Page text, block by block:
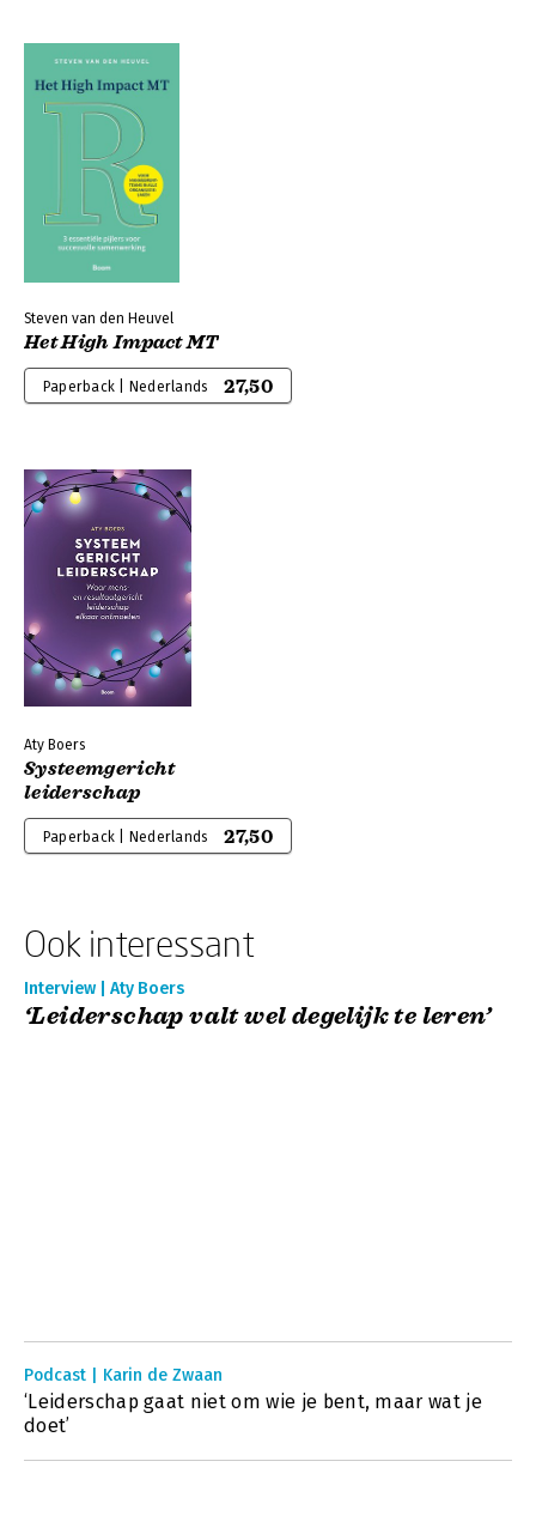
Steven van den Heuvel
Het High Impact MT
Paperback | Nederlands 27,50
Aty Boers
Systeemgericht
leiderschap
Paperback | Nederlands 27,50
Ook interessant
Interview | Aty Boers
‘Leiderschap valt wel degelijk te leren’
Podcast | Karin de Zwaan
‘Leiderschap gaat niet om wie je bent, maar wat je
doet’